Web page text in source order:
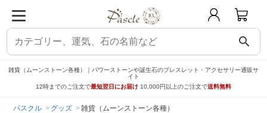
search
雑貨（ムーンストーン各種）｜パワーストーンや誕生石のブレスレット・アクセサリー通販サ
イト
12時までのご注文で最短翌日にお届け 10,000円以上のご注文で送料無料
パスクル グッズ 雑貨（ムーンストーン各種）